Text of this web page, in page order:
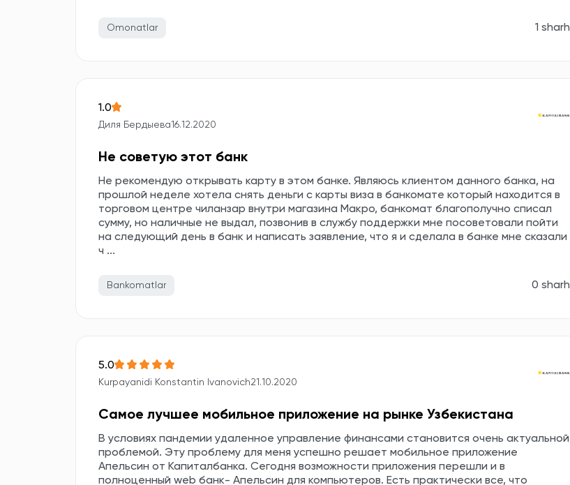
Omonatlar 1 sharh
1.0
Диля Бердыева16.12.2020
Не советую этот банк
Не рекомендую открывать карту в этом банке. Являюсь клиентом данного банка, на
прошлой неделе хотела снять деньги с карты виза в банкомате который находится в
торговом центре чиланзар внутри магазина Макро, банкомат благополучно списал
сумму, но наличные не выдал, позвонив в службу поддержки мне посоветовали пойти
на следующий день в банк и написать заявление, что я и сделала в банке мне сказали
ч ...
Bankomatlar 0 sharh
5.0
Kurpayanidi Konstantin Ivanovich21.10.2020
Самое лучшее мобильное приложение на рынке Узбекистана
В условиях пандемии удаленное управление финансами становится очень актуальной
проблемой. Эту проблему для меня успешно решает мобильное приложение
Апельсин от Капиталбанка. Сегодня возможности приложения перешли и в
полноценный web банк- Апельсин для компьютеров. Есть практически все, что